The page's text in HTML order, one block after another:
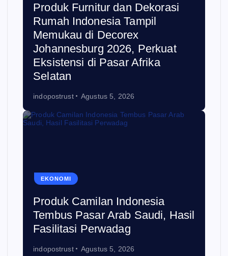
Produk Furnitur dan Dekorasi
Rumah Indonesia Tampil
Memukau di Decorex
Johannesburg 2026, Perkuat
Eksistensi di Pasar Afrika
Selatan
indopostrust Agustus 5, 2026
EKONOMI
Produk Camilan Indonesia
Tembus Pasar Arab Saudi, Hasil
Fasilitasi Perwadag
indopostrust Agustus 5, 2026